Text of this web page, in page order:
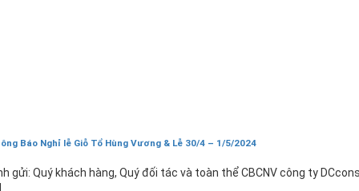
Báo Nghỉ lễ Giỗ Tổ Hùng Vương & Lễ 30/4 – 1/5/2024
gửi: Quý khách hàng, Quý đối tác và toàn thể CBCNV công ty